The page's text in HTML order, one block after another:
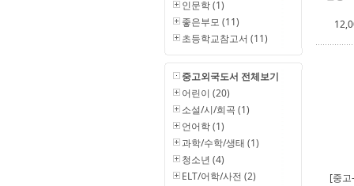
인문학 (1)
좋은부모 (11)
초등학교참고서 (11)
중고외국도서 전체보기
어린이 (20)
소설/시/희곡 (1)
언어학 (1)
과학/수학/생태 (1)
청소년 (4)
ELT/어학/사전 (2)
[중